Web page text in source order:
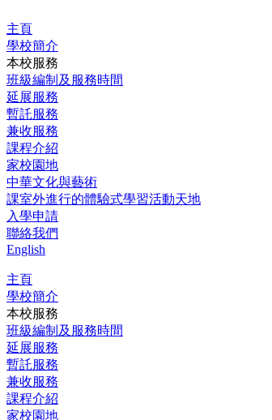
至
主
要
內
容
主頁
學校簡介
本校服務
班級編制及服務時間
延展服務
暫託服務
兼收服務
課程介紹
家校園地
中華文化與藝術
課室外進行的體驗式學習活動天地
入學申請
聯絡我們
English
主頁
學校簡介
本校服務
班級編制及服務時間
延展服務
暫託服務
兼收服務
課程介紹
家校園地